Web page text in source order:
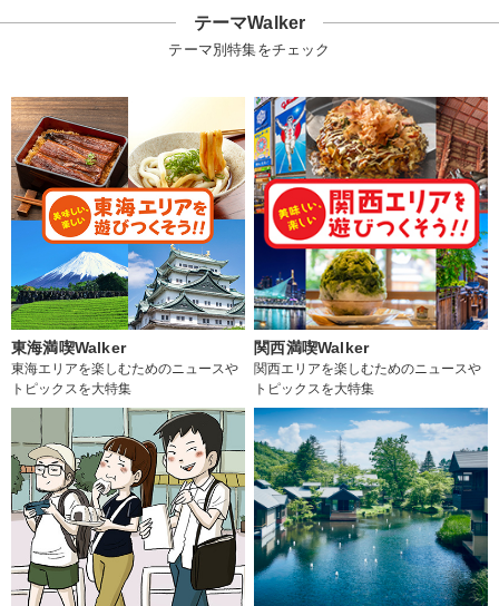
テーマWalker
テーマ別特集をチェック
東海満喫Walker
東海エリアを楽しむためのニュースや
トピックスを大特集
関西満喫Walker
関西エリアを楽しむためのニュースや
トピックスを大特集